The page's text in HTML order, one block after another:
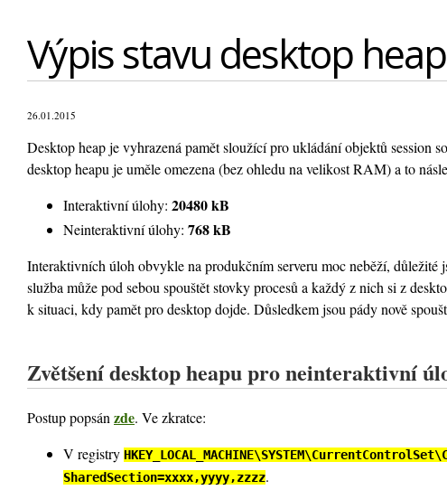
Výpis stavu desktop
26.01.2015
Desktop heap je vyhrazená pamět sloužící pro ukládání objektů session
desktop heapu je uměle omezena (bez ohledu na velikost RAM) a to
Interaktivní úlohy: 20480 kB
Neinteraktivní úlohy: 768 kB
Interaktivních úloh obvykle na produkčním serveru moc neběží,
služba může pod sebou spouštět stovky procesů a každý z nich si z
k situaci, kdy pamět pro desktop dojde. Důsledkem jsou pády nově
Zvětšení desktop heapu pro neinteraktivní
Postup popsán zde. Ve zkratce:
V registry
SharedSection=xxxx,yyyy,zzzz.